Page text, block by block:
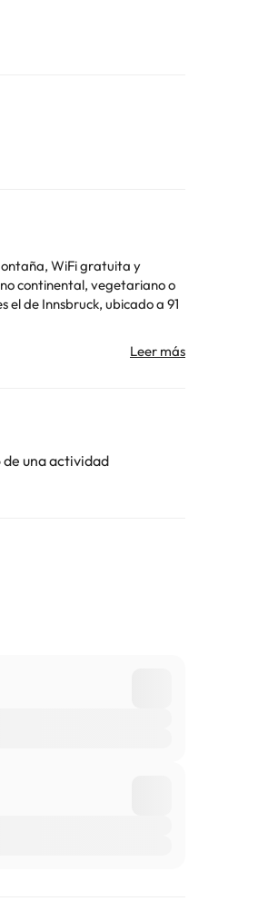
WiFi gratuita y
de llegada. Para ello,
ficha está sujeta a
una actividad